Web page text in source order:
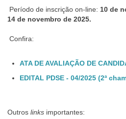
Período de inscrição on-line: 10 de
14 de novembro de 2025.
Confira:
ATA DE AVALIAÇÃO DE
EDITAL PDSE - 04/2025 (2ª
Outros links importantes: